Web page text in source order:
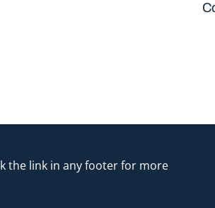
the link in any footer for more